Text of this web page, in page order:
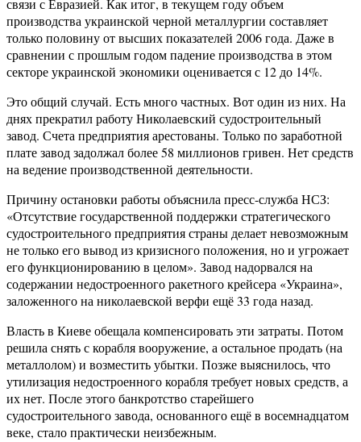
связи с Евразией. Как итог, в текущем году объем
производства украинской черной металлургии составляет
только половину от высших показателей 2006 года. Даже в
сравнении с прошлым годом падение производства в этом
секторе украинской экономики оценивается с 12 до 14%.
Это общий случай. Есть много частных. Вот один из них. На
днях прекратил работу Николаевский судостроительный
завод. Счета предприятия арестованы. Только по заработной
плате завод задолжал более 58 миллионов гривен. Нет средств
на ведение производственной деятельности.
Причину остановки работы объяснила пресс-служба НСЗ:
«Отсутствие государственной поддержки стратегического
судостроительного предприятия страны делает невозможным
не только его вывод из кризисного положения, но и угрожает
его функционированию в целом». Завод надорвался на
содержании недостроенного ракетного крейсера «Украина»,
заложенного на николаевской верфи ещё 33 года назад.
Власть в Киеве обещала компенсировать эти затраты. Потом
решила снять с корабля вооружение, а остальное продать (на
металлолом) и возместить убытки. Позже выяснилось, что
утилизация недостроенного корабля требует новых средств, а
их нет. После этого банкротство старейшего
судостроительного завода, основанного ещё в восемнадцатом
веке, стало практически неизбежным.